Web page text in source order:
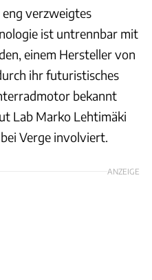
verzweigtes
ist untrennbar mit
einem Hersteller von
ihr futuristisches
bekannt
Lab Marko Lehtimäki
Verge involviert.
ANZEIGE